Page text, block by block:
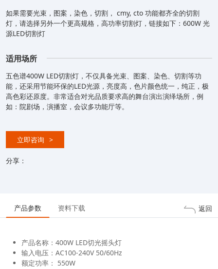
如果需要光束，图案，染色，切割， cmy, cto 功能都齐全的切割
灯，请选择另外一个更高规格，高功率切割灯，链接如下： 600W 光
源LED切割灯
适用场所
五色谱400W LED切割灯，不仅具备光束、图案、染色、切割等功
能，还采用节能环保的LED光源，亮度高，色片颜色统一，纯正，极
高色彩还原度。非常适合对光品质要求高的舞台演出演绎场所，例
如：院剧场，演播室，会议多功能厅等。
立即咨询 >
分享：
产品参数 资料下载 返回
产品名称：400W LED切光摇头灯
输入电压：AC100-240V 50/60Hz
额定功率： 550W